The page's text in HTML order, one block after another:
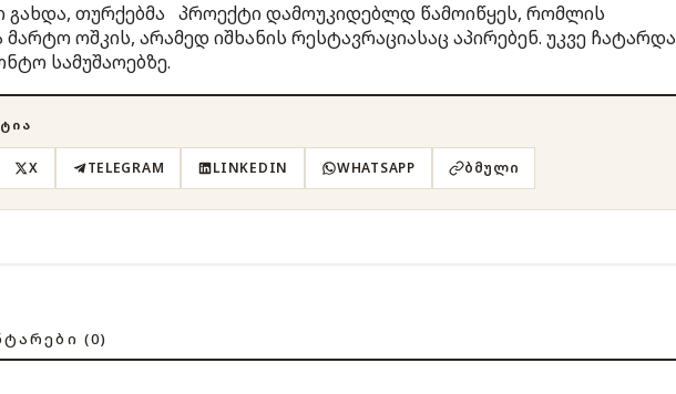
თურქებმა პროექტი დამოუკიდებლდ წამოიწყეს, რომლის
ოშკის, არამედ იშხანის რესტავრაციასაც აპირებენ. უკვე ჩატარდა
სამუშაოებზე.
X TELEGRAM LINKEDIN WHATSAPP ᲑᲛᲣᲚᲘ
(0)